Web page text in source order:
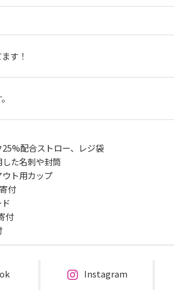
す！
25%配合ストロー、レジ袋
した名刺や封筒
ウト用カップ
付
付
Instagram